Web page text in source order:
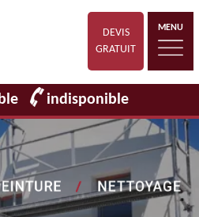
DEVIS
GRATUIT
MENU
indisponible